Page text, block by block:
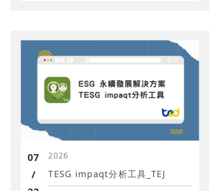
07
/
2026
TESG impaqt分析工具_TEJ